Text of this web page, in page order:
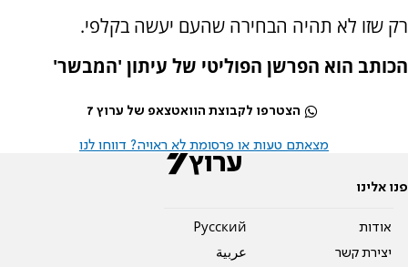
רק שזו לא תהיה הבחירה שהעם יעשה בקלפי.
הכותב הוא הפרשן הפוליטי של עיתון 'המבשר'
הצטרפו לקבוצת הוואטצאפ של ערוץ 7
מצאתם טעות או פרסומת לא ראויה? דווחו לנו
פנו אלינו
אודות
יצירת קשר
Pусский
عربية